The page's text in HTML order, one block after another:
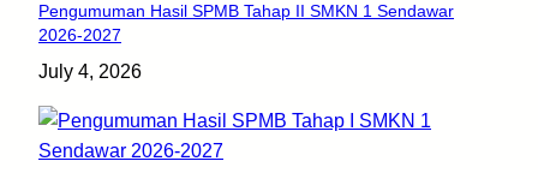
Pengumuman Hasil SPMB Tahap II SMKN 1 Sendawar
2026-2027
July 4, 2026